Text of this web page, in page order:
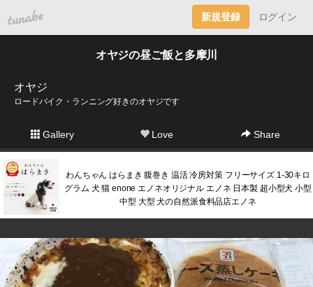
tuna.be 新規登録 ログイン
オヤジの昼ご飯と多摩川
オヤジ
ロードバイク・ランニング好きのオヤジです
Gallery Love Share
わんちゃん はらまき 腹巻き 温活 冷房対策 フリーサイズ 1-30キロ
グラム 犬 猫 enone エノネオリジナル エノネ 日本製 超小型犬 小型
中型 大型 犬の自然派食料品店エノネ